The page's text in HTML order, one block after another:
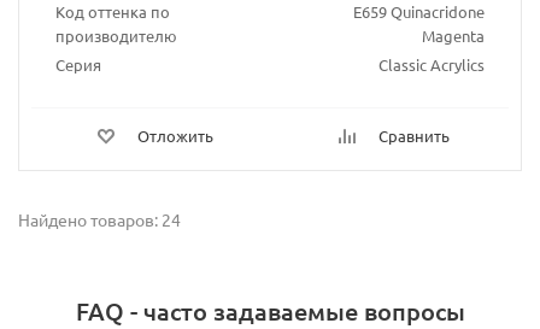
Код оттенка по
производителю
E659 Quinacridone
Magenta
Серия
Classic Acrylics
Отложить Сравнить
Найдено товаров: 24
FAQ - часто задаваемые вопросы